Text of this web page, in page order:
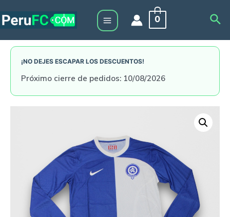
to
Main
Menu
0
¡NO DEJES ESCAPAR LOS DESCUENTOS!
Próximo cierre de pedidos: 10/08/2026